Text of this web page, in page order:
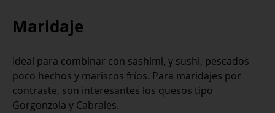
Maridaje
Ideal para combinar con sashimi, y sushi, pescados
poco hechos y mariscos fríos. Para maridajes por
contraste, son interesantes los quesos tipo
Gorgonzola y Cabrales.